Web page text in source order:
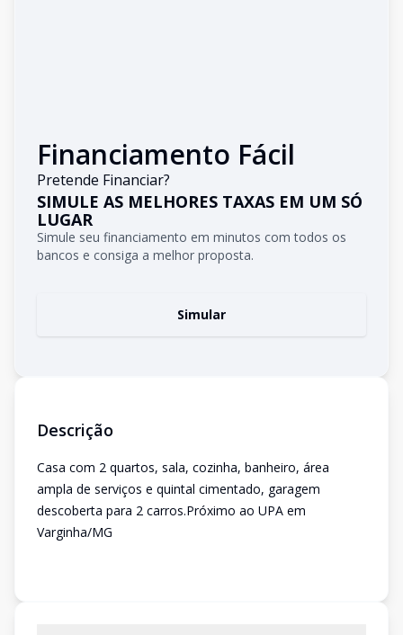
Financiamento Fácil
Pretende Financiar?
SIMULE AS MELHORES TAXAS EM UM SÓ
LUGAR
Simule seu financiamento em minutos com todos os
bancos e consiga a melhor proposta.
Simular
Descrição
Casa com 2 quartos, sala, cozinha, banheiro, área
ampla de serviços e quintal cimentado, garagem
descoberta para 2 carros.Próximo ao UPA em
Varginha/MG